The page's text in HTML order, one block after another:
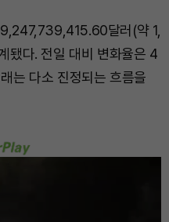
달러(약 1,
다. 전일 대비 변화율은 4
는 다소 진정되는 흐름을